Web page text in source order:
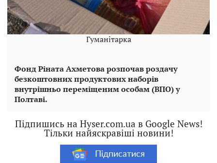
Гуманітарка
Фонд Ріната Ахметова розпочав роздачу
безкоштовних продуктових наборів
внутрішньо переміщеним особам (ВПО) у
Полтаві.
Підпишись на Hyser.com.ua в Google News!
Тільки найяскравіші новини!
Підписатися